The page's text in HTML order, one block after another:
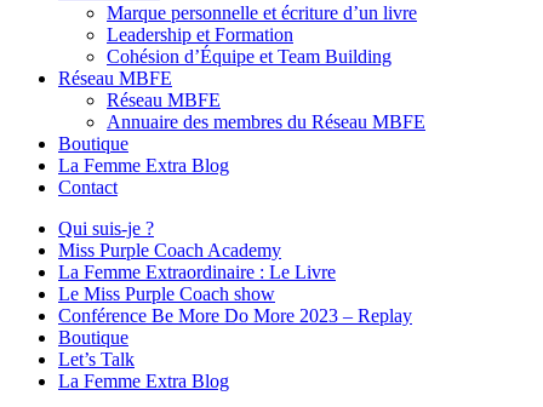
Marque personnelle et écriture d’un livre
Leadership et Formation
Cohésion d’Équipe et Team Building
Réseau MBFE
Réseau MBFE
Annuaire des membres du Réseau MBFE
Boutique
La Femme Extra Blog
Contact
Qui suis-je ?
Miss Purple Coach Academy
La Femme Extraordinaire : Le Livre
Le Miss Purple Coach show
Conférence Be More Do More 2023 – Replay
Boutique
Let’s Talk
La Femme Extra Blog